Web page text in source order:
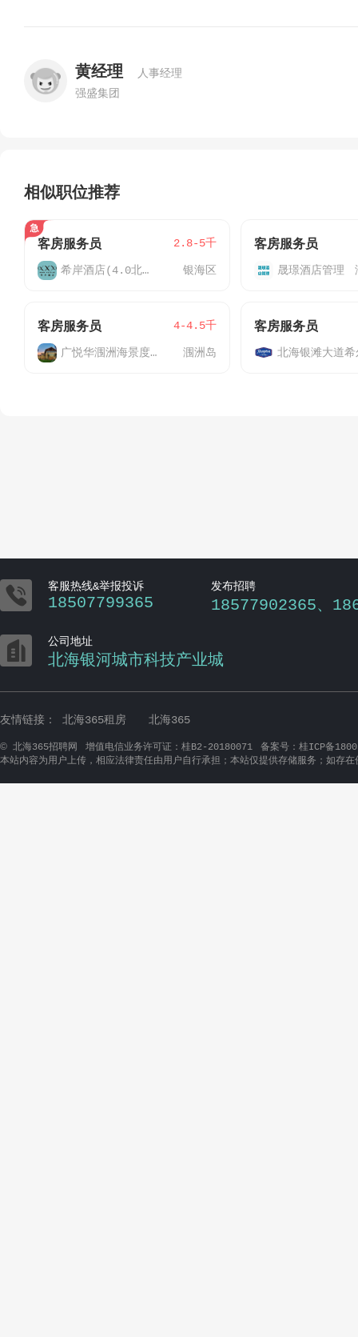
黄经理
人事经理
强盛集团
相似职位推荐
客房服务员 2.8-5千
希岸酒店(4.0北海银滩国际客运港店) 银海区
客房服务员
晟璟酒店管理
客房服务员 4-4.5千
广悦华涠洲海景度假酒店 涠洲岛
客房服务员
 客服热线&举报投诉
18507799365
发布招聘
18577902365、
 公司地址
北海银河城市科技产业城
友情链接： 北海365租房 北海365
© 北海365招聘网 增值电信业务许可证：桂B2-20180071
备案号：桂ICP备
本站内容为用户上传，相应法律责任由用户自行承担；本站仅提供存储服务；如存